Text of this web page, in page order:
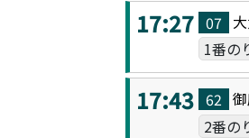
17:27 07
1番の
17:43 62
2番の